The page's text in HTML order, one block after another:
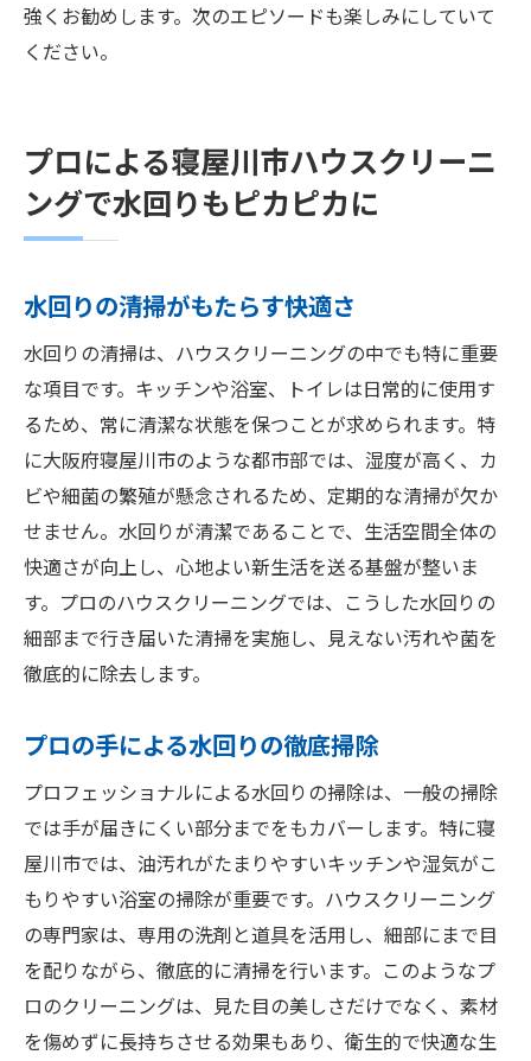
強くお勧めします。次のエピソードも楽しみにしていて
ください。
プロによる寝屋川市ハウスクリーニ
ングで水回りもピカピカに
水回りの清掃がもたらす快適さ
水回りの清掃は、ハウスクリーニングの中でも特に重要
な項目です。キッチンや浴室、トイレは日常的に使用す
るため、常に清潔な状態を保つことが求められます。特
に大阪府寝屋川市のような都市部では、湿度が高く、カ
ビや細菌の繁殖が懸念されるため、定期的な清掃が欠か
せません。水回りが清潔であることで、生活空間全体の
快適さが向上し、心地よい新生活を送る基盤が整いま
す。プロのハウスクリーニングでは、こうした水回りの
細部まで行き届いた清掃を実施し、見えない汚れや菌を
徹底的に除去します。
プロの手による水回りの徹底掃除
プロフェッショナルによる水回りの掃除は、一般の掃除
では手が届きにくい部分までをもカバーします。特に寝
屋川市では、油汚れがたまりやすいキッチンや湿気がこ
もりやすい浴室の掃除が重要です。ハウスクリーニング
の専門家は、専用の洗剤と道具を活用し、細部にまで目
を配りながら、徹底的に清掃を行います。このようなプ
ロのクリーニングは、見た目の美しさだけでなく、素材
を傷めずに長持ちさせる効果もあり、衛生的で快適な生